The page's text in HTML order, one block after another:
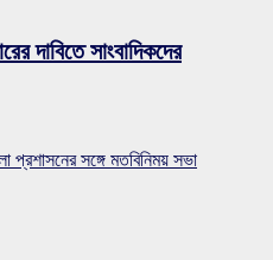
দাবিতে সাংবাদিকদের
সঙ্গে মতবিনিময় সভা